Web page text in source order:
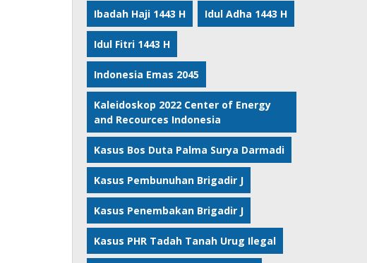
Ibadah Haji 1443 H Idul Adha 1443 H
Idul Fitri 1443 H
Indonesia Emas 2045
Kaleidoskop 2022 Center of Energy
and Recources Indonesia
Kasus Bos Duta Palma Surya Darmadi
Kasus Pembunuhan Brigadir J
Kasus Penembakan Brigadir J
Kasus PHR Tadah Tanah Urug Ilegal